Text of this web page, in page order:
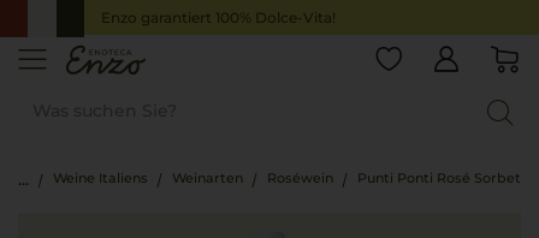
Enzo garantiert 100% Dolce-Vita!
Weine Italiens Weinarten Roséwein Punti Ponti Rosé Sorbet